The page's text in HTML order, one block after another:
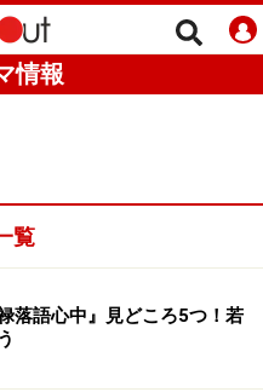
情報
覧
落語心中』見どころ5つ！若